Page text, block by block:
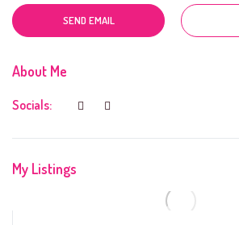
SEND EMAIL
About Me
Socials:
My Listings